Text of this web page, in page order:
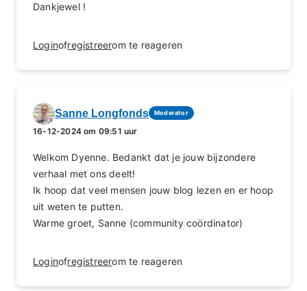
Dankjewel !
Loginofregistreerom te reageren
Sanne Longfonds Moderator
16-12-2024 om 09:51 uur
Welkom Dyenne. Bedankt dat je jouw bijzondere
verhaal met ons deelt!
Ik hoop dat veel mensen jouw blog lezen en er hoop
uit weten te putten.
Warme groet, Sanne (community coördinator)
Loginofregistreerom te reageren